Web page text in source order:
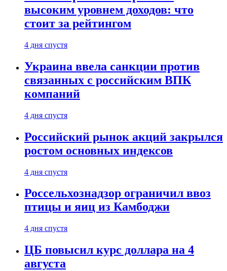
высоким уровнем доходов: что
стоит за рейтингом
4 дня спустя
Украина ввела санкции против
связанных с российским ВПК
компаний
4 дня спустя
Российский рынок акций закрылся
ростом основных индексов
4 дня спустя
Россельхознадзор ограничил ввоз
птицы и яиц из Камбоджи
4 дня спустя
ЦБ повысил курс доллара на 4
августа